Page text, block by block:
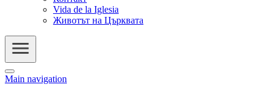
Vida de la Iglesia
Животът на Църквата
Main navigation